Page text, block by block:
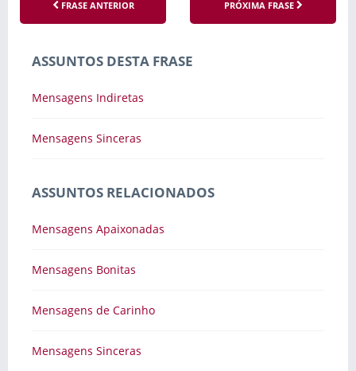
FRASE ANTERIOR PRÓXIMA FRASE
ASSUNTOS DESTA FRASE
Mensagens Indiretas
Mensagens Sinceras
ASSUNTOS RELACIONADOS
Mensagens Apaixonadas
Mensagens Bonitas
Mensagens de Carinho
Mensagens Sinceras